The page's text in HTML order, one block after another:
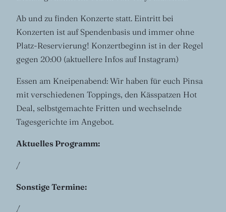
Ab und zu finden Konzerte statt. Eintritt bei
Konzerten ist auf Spendenbasis und immer ohne
Platz-Reservierung! Konzertbeginn ist in der Regel
gegen 20:00 (aktuellere Infos auf Instagram)
Essen am Kneipenabend: Wir haben für euch Pinsa
mit verschiedenen Toppings, den Kässpatzen Hot
Deal, selbstgemachte Fritten und wechselnde
Tagesgerichte im Angebot.
Aktuelles Programm:
/
Sonstige Termine:
/